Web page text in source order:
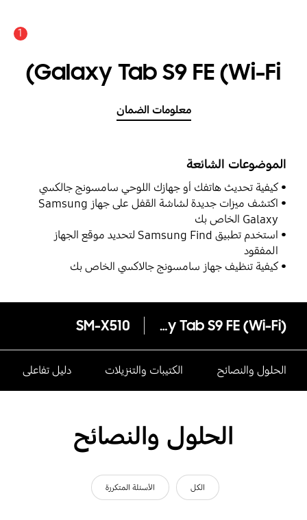
1
Galaxy Tab S9 FE (Wi-Fi)
معلومات الضمان
الموضوعات الشائعة
كيفية تحديث هاتفك أو جهازك اللوحي سامسونج جالكسي
اكتشف ميزات جديدة لشاشة القفل على جهاز Samsung
Galaxy الخاص بك
استخدم تطبيق Samsung Find لتحديد موقع الجهاز
المفقود
كيفية تنظيف جهاز سامسونج جالاكسي الخاص بك
Galaxy Tab S9 FE (Wi-Fi)
SM-X510
الحلول والنصائح الكتيبات والتنزيلات دليل تفاعلى
الحلول والنصائح
الكل الأسئلة المتكررة